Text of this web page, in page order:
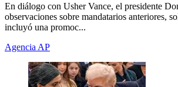
En diálogo con Usher Vance, el presidente
observaciones sobre mandatarios anteriores,
incluyó una promoc...
Agencia AP